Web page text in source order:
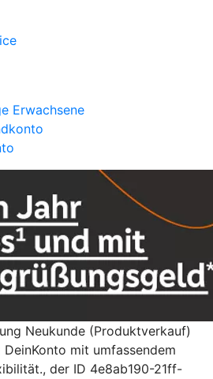
Erwachsene
Neukunde (Produktverkauf)
mit umfassendem
der ID 4e8ab190-21ff-